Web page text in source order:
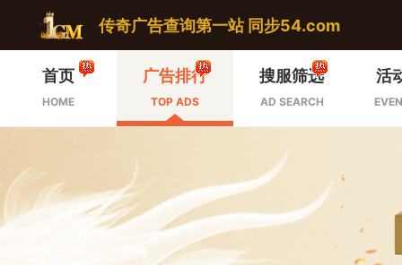
传奇广告查询第一站 同步54.com
首页
HOME
广告排行
TOP ADS
搜服筛选
AD SEARCH
活